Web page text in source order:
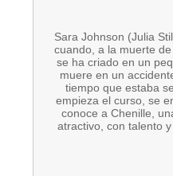
Sara Johnson (Julia
cuando, a la muerte
se ha criado en un
muere en un
tiempo que estaba
empieza el curso, se
conoce a Chenille,
atractivo, con talento